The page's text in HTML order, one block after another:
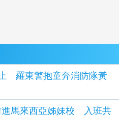
羅東警抱童奔消防隊黃
進馬來西亞姊妹校 入班共